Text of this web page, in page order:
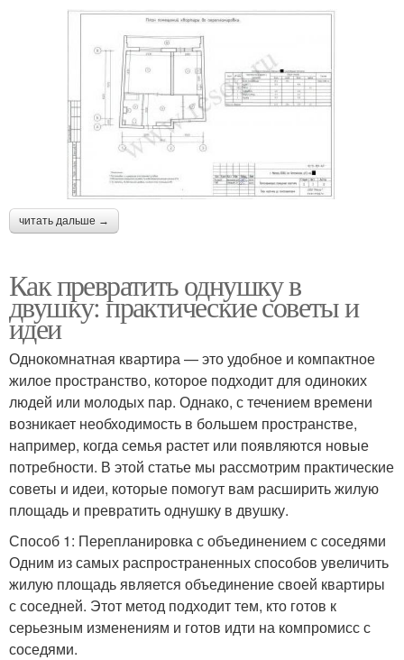
читать дальше →
Как превратить однушку в
двушку: практические советы и
идеи
Однокомнатная квартира — это удобное и компактное
жилое пространство, которое подходит для одиноких
людей или молодых пар. Однако, с течением времени
возникает необходимость в большем пространстве,
например, когда семья растет или появляются новые
потребности. В этой статье мы рассмотрим практические
советы и идеи, которые помогут вам расширить жилую
площадь и превратить однушку в двушку.
Способ 1: Перепланировка с объединением с соседями
Одним из самых распространенных способов увеличить
жилую площадь является объединение своей квартиры
с соседней. Этот метод подходит тем, кто готов к
серьезным изменениям и готов идти на компромисс с
соседями.